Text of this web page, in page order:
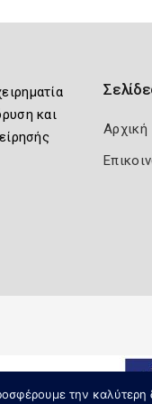
και
Αρχική
την καλύτερη